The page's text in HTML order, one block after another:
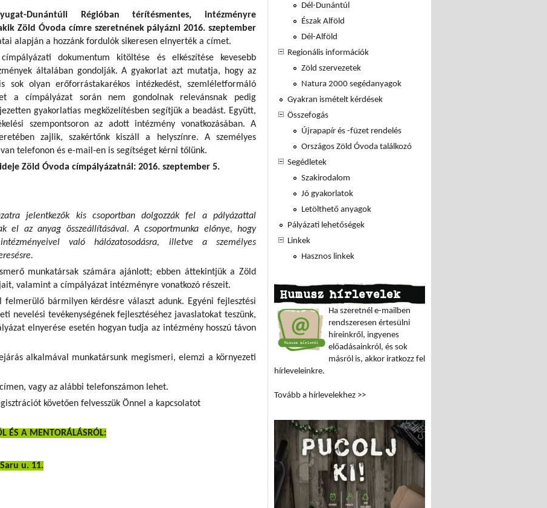
Dunántúli Régióban térítésmentes, intézményre
Zöld Óvoda címre szeretnének pályázni 2016. szeptember
alapján a hozzánk fordulók sikeresen elnyerték a címet.
dokumentum kitöltése és elkészítése kevesebb
általában gondolják. A gyakorlat azt mutatja, hogy az
sok olyan erőforrástakarékos intézkedést, szemléletformáló
a címpályázat során nem gondolnak relevánsnak pedig
gyakorlatias megközelítésben segítjük a beadást. Együtt,
szempontsoron az adott intézmény vonatkozásában. A
zajlik, szakértőnk kiszáll a helyszínre. A személyes
telefonon és e-mail-en is segítséget kérni tőlünk.
Zöld Óvoda címpályázatnál: 2016. szeptember 5.
jelentkezők kis csoportban dolgozzák fel a pályázattal
el az anyag összeállításával. A csoportmunka előnye, hogy
való hálózatosodásra, illetve a személyes
munkatársak számára ajánlott; ebben áttekintjük a Zöld
valamint a címpályázat intézményre vonatkozó részeit.
felmerülő bármilyen kérdésre választ adunk. Egyéni fejlesztési
nevelési tevékenységének fejlesztéséhez javaslatokat teszünk,
elnyerése esetén hogyan tudja az intézmény hosszú távon
alkalmával munkatársunk megismeri, elemzi a környezeti
vagy az alábbi telefonszámon lehet.
követően felvesszük Önnel a kapcsolatot
ÉS A MENTORÁLÁSRÓL:
u. 11.
Dél-Dunántúl
Észak Alföld
Dél-Alföld
Regionális információk
Zöld szervezetek
Natura 2000 segédanyagok
Gyakran ismételt kérdések
Összefogás
Újrapapír és -füzet rendelés
Országos Zöld Óvoda találkozó
Segédletek
Szakirodalom
Jó gyakorlatok
Letölthető anyagok
Pályázati lehetőségek
Linkek
Hasznos linkek
Humusz hírlevelek
Ha szeretnél e-mailben
rendszeresen értesülni
híreinkről, ingyenes
előadásainkról, és sok
másról is, akkor iratkozz fel
hírleveleinkre.
Tovább a hírlevelekhez >>